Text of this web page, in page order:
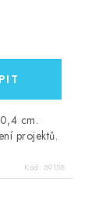
cm.
projektů.
Kód: 89158